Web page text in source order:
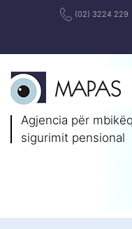
(02) 3224 229
Agjencia për
sigurimit pensional